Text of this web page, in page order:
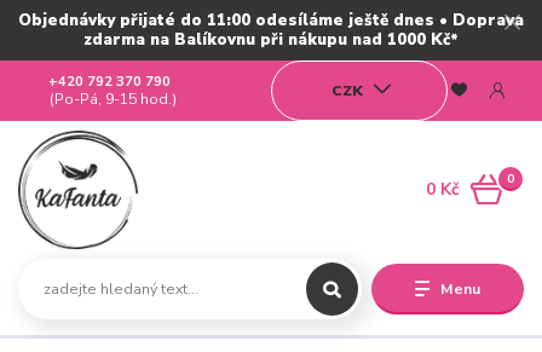
Objednávky přijaté do 11:00 odesíláme ještě dnes • Doprava
zdarma na Balíkovnu při nákupu nad 1000 Kč*
Menu
CZK
+420 792 370 790
(Po-Pá, 9-15 hod.)
0
0 Kč